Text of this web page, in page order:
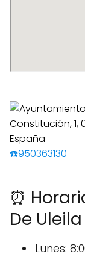
☎️950363130
⏰
De
Lunes: